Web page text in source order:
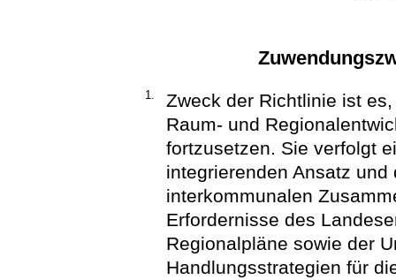
1.
Zweck der Richtlinie ist
Raum- und
fortzusetzen. Sie verfolgt
integrierenden Ansatz
interkommunalen
Erfordernisse des
Regionalpläne sowie der
Handlungsstrategien für